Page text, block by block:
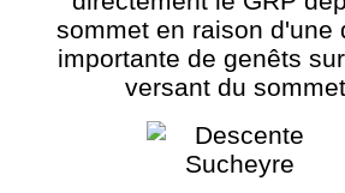
sommet en raison d'une
importante de genêts
versant du